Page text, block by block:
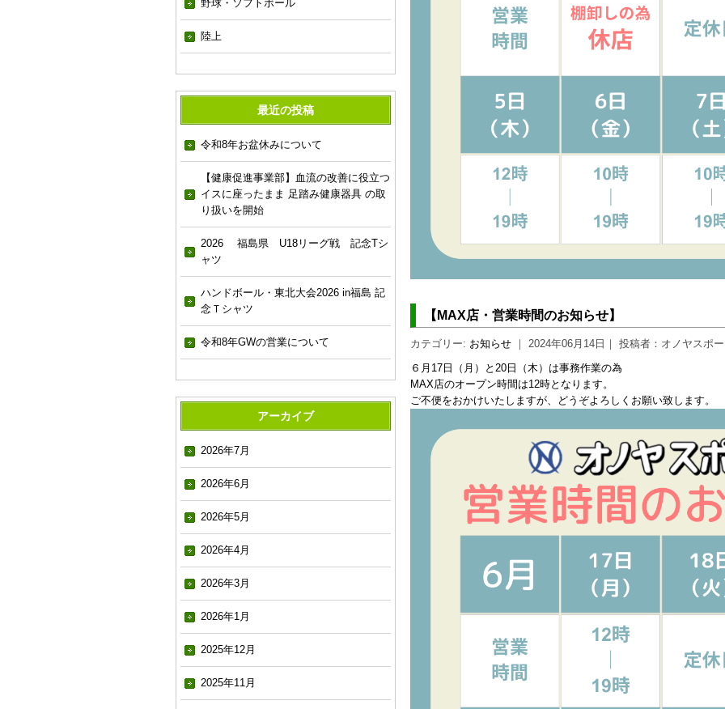
野球・ソフトボール
陸上
最近の投稿
令和8年お盆休みについて
【健康促進事業部】血流の改善に役立つ
イスに座ったまま 足踏み健康器具 の取
り扱いを開始
2026 福島県 U18リーグ戦 記念Tシ
ャツ
ハンドボール・東北大会2026 in福島 記
念Ｔシャツ
令和8年GWの営業について
アーカイブ
2026年7月
2026年6月
2026年5月
2026年4月
2026年3月
2026年1月
2025年12月
2025年11月
【MAX店・営業時間のお知らせ】
カテゴリー: お知らせ ｜ 2024年06月14日｜ 投稿者：オノヤスポ
６月17日（月）と20日（木）は事務作業の為
MAX店のオープン時間は12時となります。
ご不便をおかけいたしますが、どうぞよろしくお願い致します。